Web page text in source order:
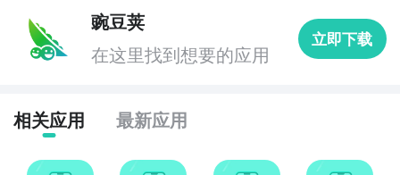
豌豆荚
在这里找到想要的应用
立即下载
相关应用 最新应用